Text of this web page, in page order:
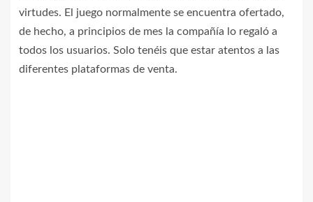
virtudes. El juego normalmente se encuentra ofertado,
de hecho, a principios de mes la compañía lo regaló a
todos los usuarios. Solo tenéis que estar atentos a las
diferentes plataformas de venta.